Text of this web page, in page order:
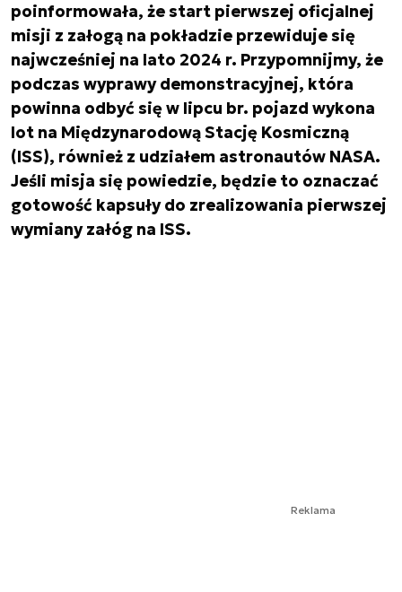
poinformowała, że start pierwszej oficjalnej
misji z załogą na pokładzie przewiduje się
najwcześniej na lato 2024 r. Przypomnijmy, że
podczas wyprawy demonstracyjnej, która
powinna odbyć się w lipcu br. pojazd wykona
lot na Międzynarodową Stację Kosmiczną
(ISS), również z udziałem astronautów NASA.
Jeśli misja się powiedzie, będzie to oznaczać
gotowość kapsuły do zrealizowania pierwszej
wymiany załóg na ISS.
Reklama